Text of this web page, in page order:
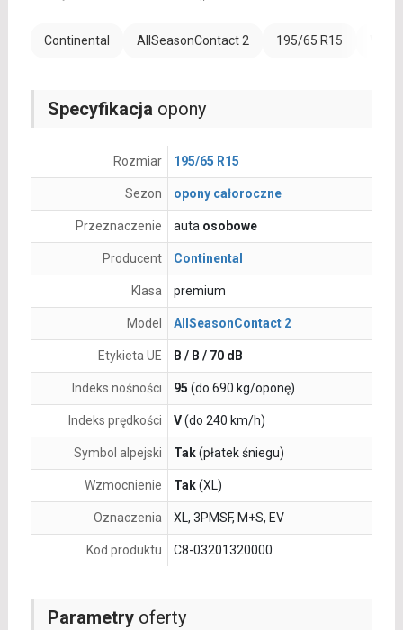
Continental AllSeasonContact 2 195/65 R15
Parametryoferty
Specyfikacja opony
Rozmiar 195/65 R15
Sezon opony całoroczne
Przeznaczenie auta osobowe
Producent Continental
Klasa premium
Model AllSeasonContact 2
Etykieta UE B / B / 70 dB
Indeks nośności 95 (do 690 kg/oponę)
Indeks prędkości V(do 240 km/h)
Symbol alpejski Tak(płatek śniegu)
Wzmocnienie Tak(XL)
Oznaczenia XL, 3PMSF, M+S, EV
Kod produktu C8-03201320000